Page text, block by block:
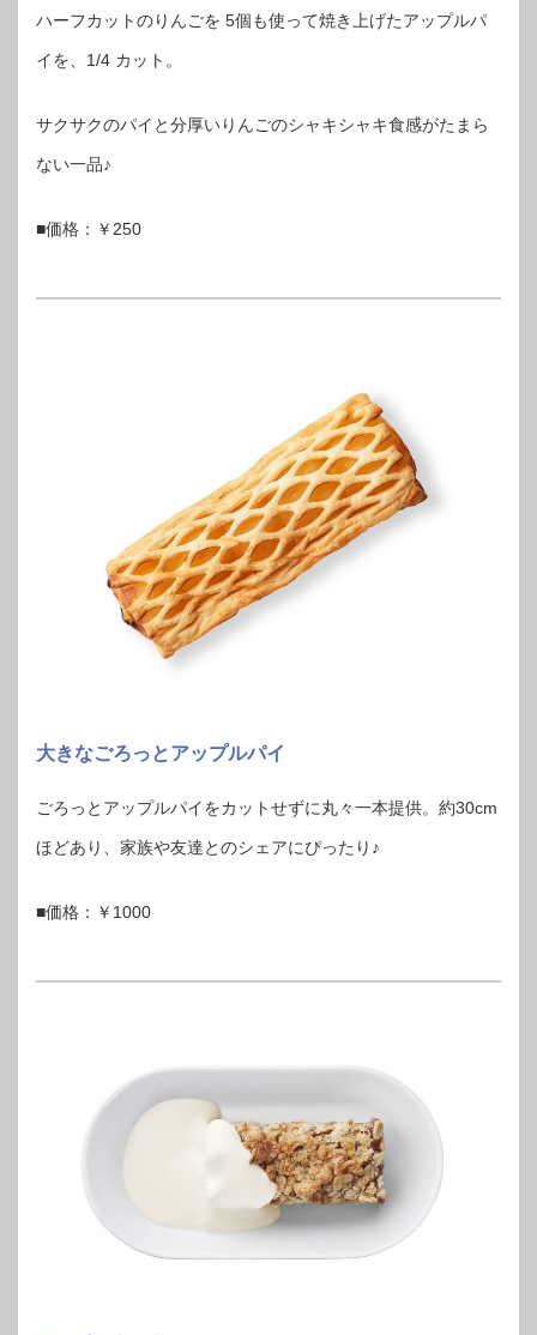
ハーフカットのりんごを 5個も使って焼き上げたアップルパ
イを、1/4 カット。
サクサクのパイと分厚いりんごのシャキシャキ食感がたまら
ない一品♪
■価格：￥250
大きなごろっとアップルパイ
ごろっとアップルパイをカットせずに丸々一本提供。約30cm
ほどあり、家族や友達とのシェアにぴったり♪
■価格：￥1000